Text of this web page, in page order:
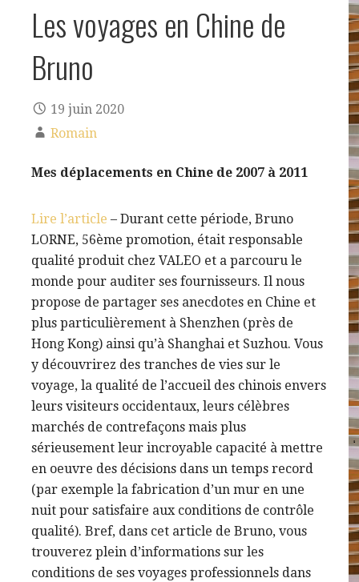
Les voyages en Chine de
Bruno
19 juin 2020
Romain
Mes déplacements en Chine de 2007 à 2011
Lire l’article – Durant cette période, Bruno
LORNE, 56ème promotion, était responsable
qualité produit chez VALEO et a parcouru le
monde pour auditer ses fournisseurs. Il nous
propose de partager ses anecdotes en Chine et
plus particulièrement à Shenzhen (près de
Hong Kong) ainsi qu’à Shanghai et Suzhou. Vous
y découvrirez des tranches de vies sur le
voyage, la qualité de l’accueil des chinois envers
leurs visiteurs occidentaux, leurs célèbres
marchés de contrefaçons mais plus
sérieusement leur incroyable capacité à mettre
en oeuvre des décisions dans un temps record
(par exemple la fabrication d’un mur en une
nuit pour satisfaire aux conditions de contrôle
qualité). Bref, dans cet article de Bruno, vous
trouverez plein d’informations sur les
conditions de ses voyages professionnels dans